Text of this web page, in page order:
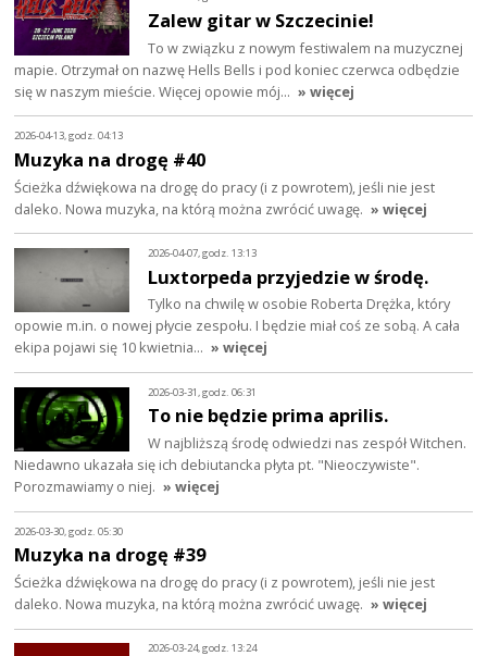
Zalew gitar w Szczecinie!
To w związku z nowym festiwalem na muzycznej
mapie. Otrzymał on nazwę Hells Bells i pod koniec czerwca odbędzie
się w naszym mieście. Więcej opowie mój… » więcej
2026-04-13, godz. 04:13
Muzyka na drogę #40
Ścieżka dźwiękowa na drogę do pracy (i z powrotem), jeśli nie jest
daleko. Nowa muzyka, na którą można zwrócić uwagę. » więcej
2026-04-07, godz. 13:13
Luxtorpeda przyjedzie w środę.
Tylko na chwilę w osobie Roberta Drężka, który
opowie m.in. o nowej płycie zespołu. I będzie miał coś ze sobą. A cała
ekipa pojawi się 10 kwietnia… » więcej
2026-03-31, godz. 06:31
To nie będzie prima aprilis.
W najbliższą środę odwiedzi nas zespół Witchen.
Niedawno ukazała się ich debiutancka płyta pt. "Nieoczywiste".
Porozmawiamy o niej. » więcej
2026-03-30, godz. 05:30
Muzyka na drogę #39
Ścieżka dźwiękowa na drogę do pracy (i z powrotem), jeśli nie jest
daleko. Nowa muzyka, na którą można zwrócić uwagę. » więcej
2026-03-24, godz. 13:24